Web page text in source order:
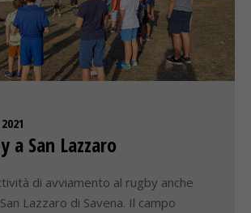
a San Lazzaro
di avviamento al rugby anche
Lazzaro di Savena. Il campo